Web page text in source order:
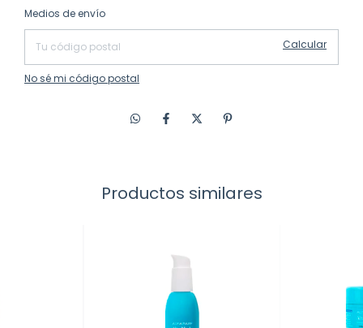
Entregas para el CP:
Medios de envío
Calcular
No sé mi código postal
Productos similares